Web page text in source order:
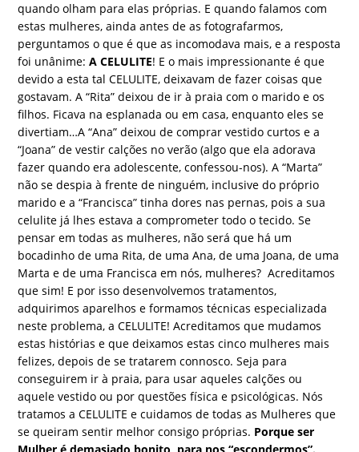
quando olham para elas próprias. E quando falamos com
estas mulheres, ainda antes de as fotografarmos,
perguntamos o que é que as incomodava mais, e a resposta
foi unânime:A CELULITE! E o mais impressionante é que
devido a esta tal CELULITE, deixavam de fazer coisas que
gostavam. A “Rita” deixou de ir à praia com o marido e os
filhos. Ficava na esplanada ou em casa, enquanto eles se
divertiam…A “Ana” deixou de comprar vestido curtos e a
“Joana” de vestir calções no verão (algo que ela adorava
fazer quando era adolescente, confessou-nos). A “Marta”
não se despia à frente de ninguém, inclusive do próprio
marido e a “Francisca” tinha dores nas pernas, pois a sua
celulite já lhes estava a comprometer todo o tecido. Se
pensar em todas as mulheres, não será que há um
bocadinho de uma Rita, de uma Ana, de uma Joana, de uma
Marta e de uma Francisca em nós, mulheres? Acreditamos
que sim! E por isso desenvolvemos tratamentos,
adquirimos aparelhos e formamos técnicas especializada
neste problema, a CELULITE! Acreditamos que mudamos
estas histórias e que deixamos estas cinco mulheres mais
felizes, depois de se tratarem connosco. Seja para
conseguirem ir à praia, para usar aqueles calções ou
aquele vestido ou por questões física e psicológicas. Nós
tratamos a CELULITE e cuidamos de todas as Mulheres que
se queiram sentir melhor consigo próprias. Porque ser